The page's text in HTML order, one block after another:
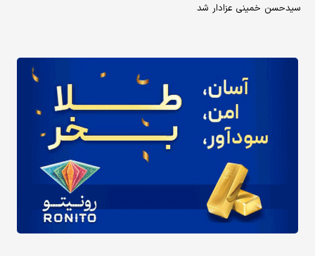
سیدحسن خمینی عزادار شد